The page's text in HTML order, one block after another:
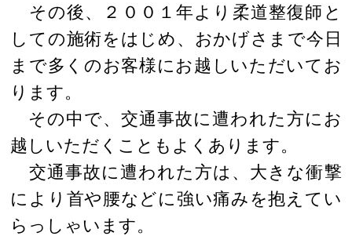
その後、２００１年より柔道整復師と
しての施術をはじめ、おかげさまで今日
まで多くのお客様にお越しいただいてお
ります。
その中で、交通事故に遭われた方にお
越しいただくこともよくあります。
交通事故に遭われた方は、大きな衝撃
により首や腰などに強い痛みを抱えてい
らっしゃいます。